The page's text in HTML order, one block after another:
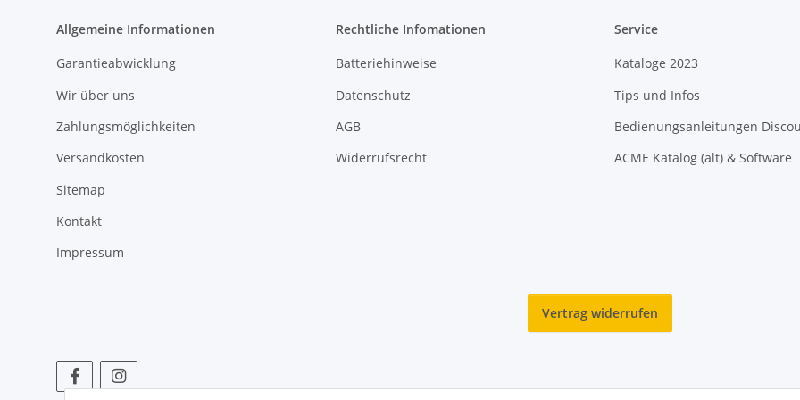
Allgemeine Informationen
Garantieabwicklung
Wir über uns
Zahlungsmöglichkeiten
Versandkosten
Sitemap
Kontakt
Impressum
Rechtliche Infomationen
Batteriehinweise
Datenschutz
AGB
Widerrufsrecht
Service
Kataloge 2023
Tips und Infos
Bedienungsanleitungen
ACME Katalog (alt) & Software
Vertrag widerrufen